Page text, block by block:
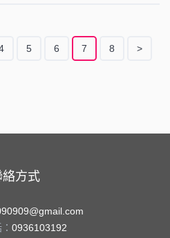
5 6 7 8 >
絡方式
0936103192